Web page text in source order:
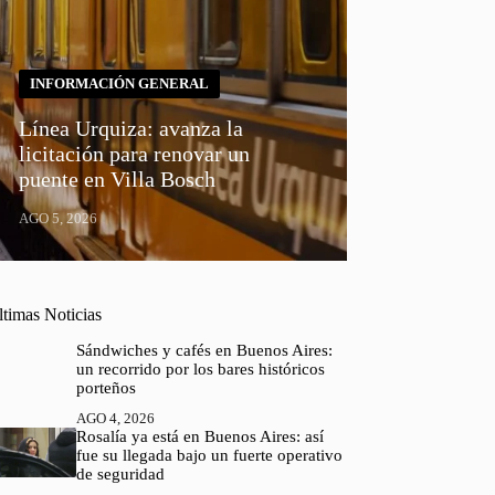
INFORMACIÓN GENERAL
Línea Urquiza: avanza la
licitación para renovar un
puente en Villa Bosch
AGO 5, 2026
Noticias
Sándwiches y cafés en Buenos Aires:
un recorrido por los bares históricos
porteños
AGO 4, 2026
Rosalía ya está en Buenos Aires: así
fue su llegada bajo un fuerte operativo
de seguridad